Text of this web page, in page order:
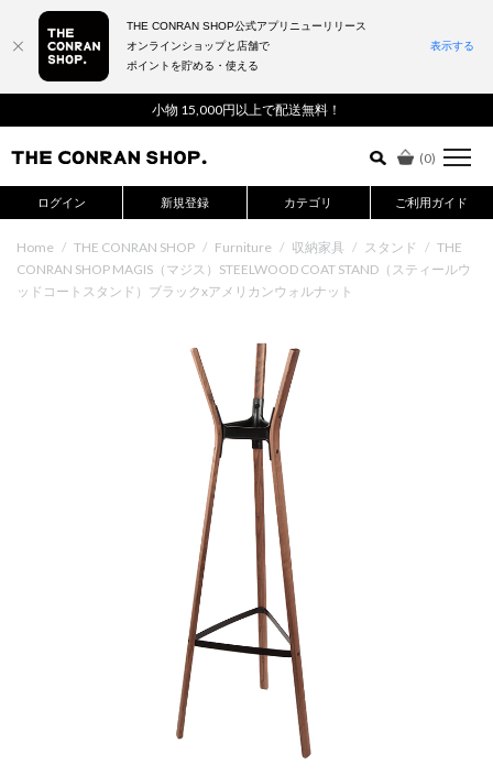
小物 15,000円以上で配送無料！
(0)
ログイン 新規登録 カテゴリ ご利用ガイド
詳細検索はこちら
Home / THE CONRAN SHOP / Furniture / 収納家具 / スタンド / THE
CONRAN SHOP MAGIS（マジス）STEELWOOD COAT STAND（スティールウ
ッドコートスタンド）ブラックxアメリカンウォルナット
THE CONRAN SHOP公式アプリニューリリース
オンラインショップと店舗で
ポイントを貯める・使える
表示する